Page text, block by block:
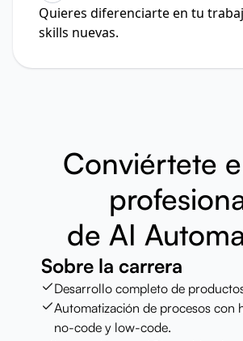
Quieres diferenciarte en tu
skills nuevas.
Conviértete
de AI
Sobre la carrera
Desarrollo completo de
Automatización de procesos con
no-code y low-code.